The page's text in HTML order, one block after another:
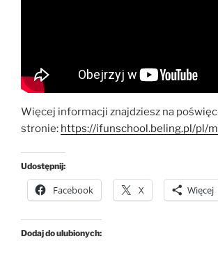
Więcej informacji znajdziesz na
stronie: https://ifunschool.beling.pl/pl/
Udostępnij:
Facebook X Więcej
Dodaj do ulubionych: